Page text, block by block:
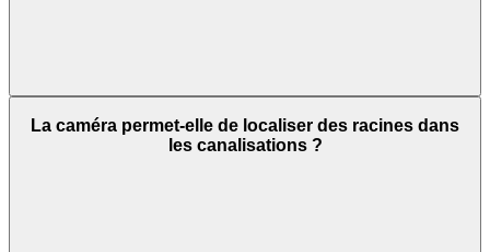
La caméra permet-elle de localiser des racines dans
les canalisations ?